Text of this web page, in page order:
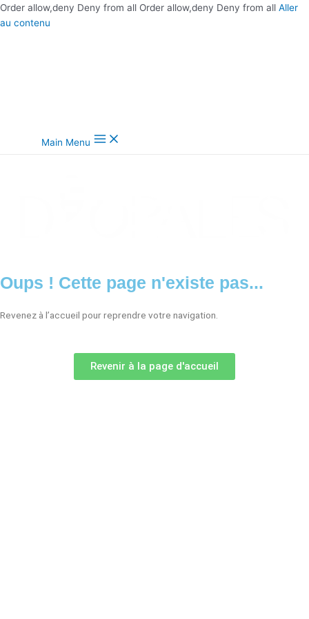
Order allow,deny Deny from all Order allow,deny Deny from all Aller
au contenu
Main Menu
Oups ! Cette page n'existe pas...
Revenez à l’accueil pour reprendre votre navigation.
Revenir à la page d'accueil